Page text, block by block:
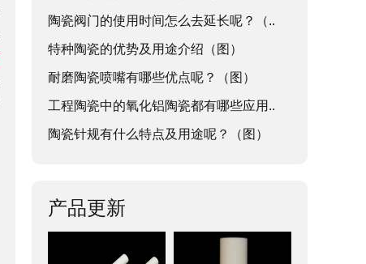
陶瓷阀门的使用时间怎么去延长呢？（..
特种陶瓷的优势及用途介绍（图）
耐磨陶瓷喷嘴有哪些优点呢？（图）
工程陶瓷中的氧化铝陶瓷都有哪些应用..
陶瓷针规有什么特点及用途呢？（图）
产品更新